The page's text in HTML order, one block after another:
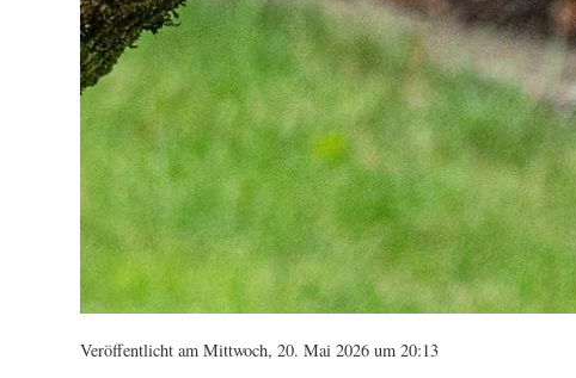
Veröffentlicht am Mittwoch, 20. Mai 2026 um 20:13